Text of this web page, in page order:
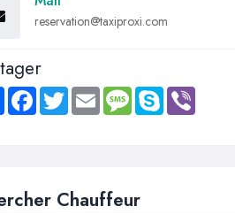
reservation@taxiproxi.com
Share FacebookTwitter Email MessageSkype
Chauffeur